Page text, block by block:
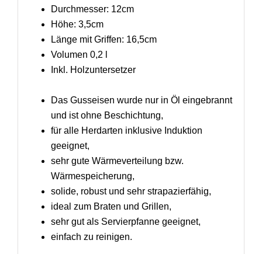
Durchmesser: 12cm
Höhe: 3,5cm
Länge mit Griffen: 16,5cm
Volumen 0,2 l
Inkl. Holzuntersetzer
Das Gusseisen wurde nur in Öl eingebrannt
und ist ohne Beschichtung,
für alle Herdarten inklusive Induktion
geeignet,
sehr gute Wärmeverteilung bzw.
Wärmespeicherung,
solide, robust und sehr strapazierfähig,
ideal zum Braten und Grillen,
sehr gut als Servierpfanne geeignet,
einfach zu reinigen.